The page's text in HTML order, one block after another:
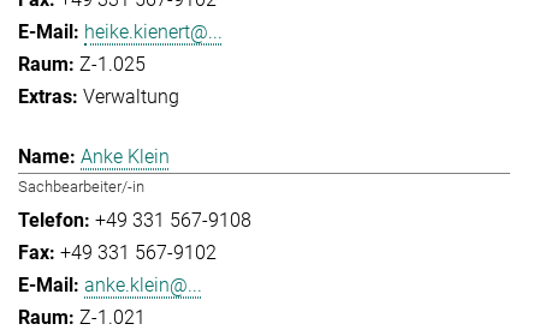
heike.kienert@...
Z-1.025
Verwaltung
Anke Klein
Sachbearbeiter/-in
+49 331 567-9108
+49 331 567-9102
anke.klein@...
Z-1.021